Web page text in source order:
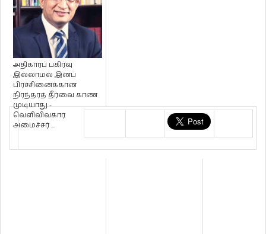
அதிகாரப் பகிர்வு
இல்லாமல் இனப்
பிரச்சினைக்கான
நிரந்தரத் தீர்வை காண
முடியாது -
வெளிவிவகார
அமைச்சர் ...